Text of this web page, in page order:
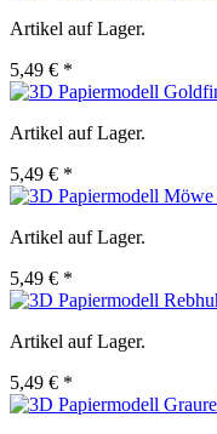
Artikel auf Lager.
5,49 € *
Artikel auf Lager.
5,49 € *
Artikel auf Lager.
5,49 € *
Artikel auf Lager.
5,49 € *